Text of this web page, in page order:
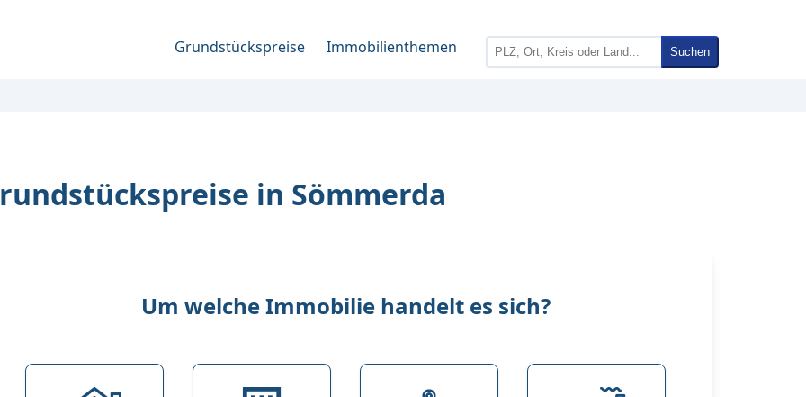
Grundstückspreise Immobilienthemen Suchen
in Sömmerda
Um welche Immobilie handelt es sich?